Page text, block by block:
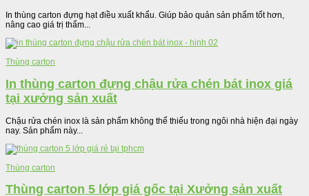
In thùng carton đựng hạt điều xuất khẩu. Giúp bảo quản sản phẩm tốt hơn,
nâng cao giá trị thẩm...
Thùng carton
In thùng carton đựng chậu rửa chén bát inox giá
tại xưởng sản xuất
Chậu rửa chén inox là sản phẩm không thể thiếu trong ngôi nhà hiện đại ngày
nay. Sản phẩm này...
Thùng carton
Thùng carton 5 lớp giá gốc tại Xưởng sản xuất